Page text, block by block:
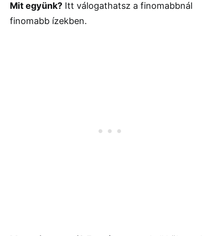
Mit együnk? Itt válogathatsz a finomabbnál
finomabb ízekben.